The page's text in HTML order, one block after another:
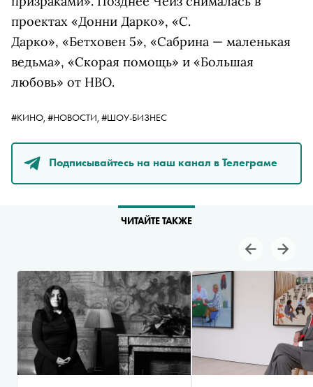
проектах «Донни Дарко», «С.
Дарко», «Бетховен 5», «Сабрина — маленькая
ведьма», «Скорая помощь» и «Большая
любовь» от HBO.
#КИНО, #НОВОСТИ, #ШОУ-БИЗНЕС
Подписывайтесь на наш канал в Телеграме
ЧИТАЙТЕ ТАКЖЕ